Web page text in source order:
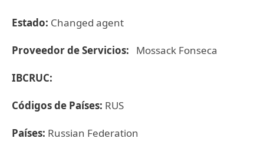
Estado: Changed agent
Proveedor de Servicios: Mossack Fonseca
IBCRUC:
Códigos de Países: RUS
Países: Russian Federation